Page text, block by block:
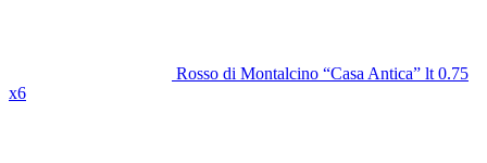
Rosso di Montalcino “Casa Antica” lt 0.75
x6